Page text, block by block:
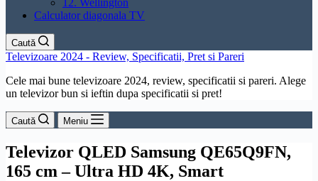
12. Wellington
Calculator diagonala TV
Caută
Televizoare 2024 - Review, Specificatii, Pret si Pareri
Cele mai bune televizoare 2024, review, specificatii si pareri. Alege
un televizor bun si ieftin dupa specificatii si pret!
Caută Meniu
Televizor QLED Samsung QE65Q9FN,
165 cm – Ultra HD 4K, Smart